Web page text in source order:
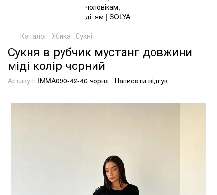
Каталог Жінка Сукні
Сукня в рубчик мустанг довжини
міді колір чорний
Артикул: IMMA090-42-46 чорна Написати відгук